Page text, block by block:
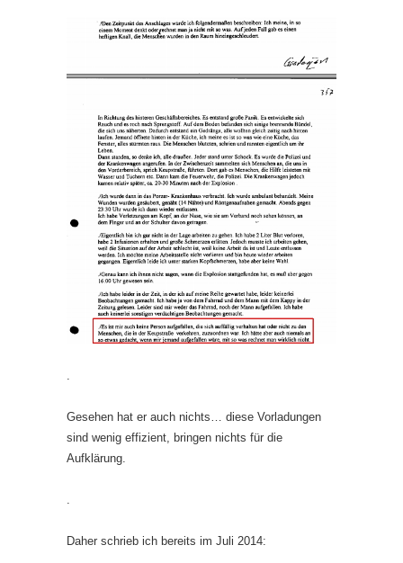
Gesehen hat er auch nichts… diese Vorladungen
sind wenig effizient, bringen nichts für die
Aufklärung.
Daher schrieb ich bereits im Juli 2014: